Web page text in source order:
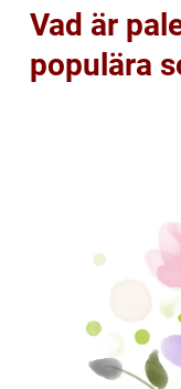
Vad är
populära